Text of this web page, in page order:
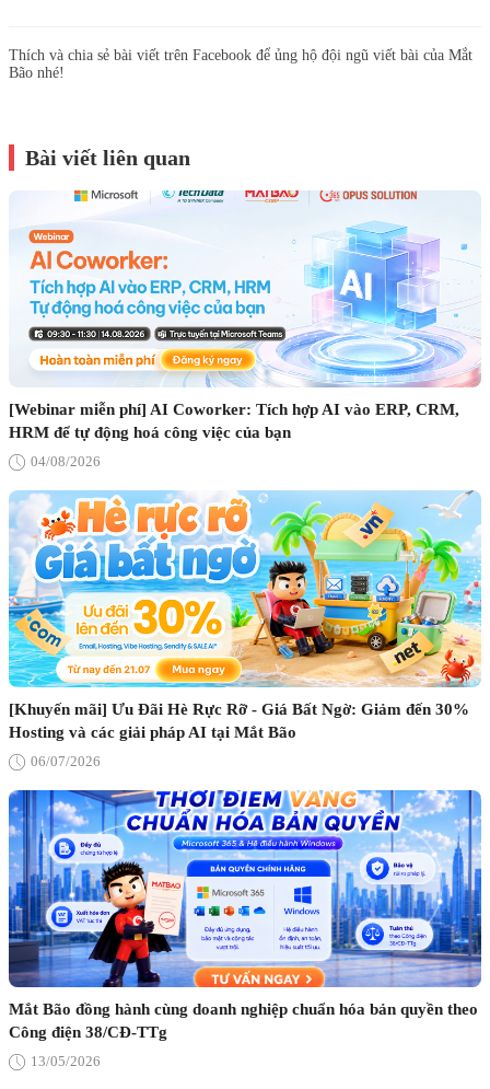
Thích và chia sẻ bài viết trên Facebook để ủng hộ đội ngũ viết bài của Mắt
Bão nhé!
Bài viết liên quan
[Webinar miễn phí] AI Coworker: Tích hợp AI vào ERP, CRM,
HRM để tự động hoá công việc của bạn
04/08/2026
[Khuyến mãi] Ưu Đãi Hè Rực Rỡ - Giá Bất Ngờ: Giảm đến 30%
Hosting và các giải pháp AI tại Mắt Bão
06/07/2026
Mắt Bão đồng hành cùng doanh nghiệp chuẩn hóa bản quyền theo
Công điện 38/CĐ-TTg
13/05/2026